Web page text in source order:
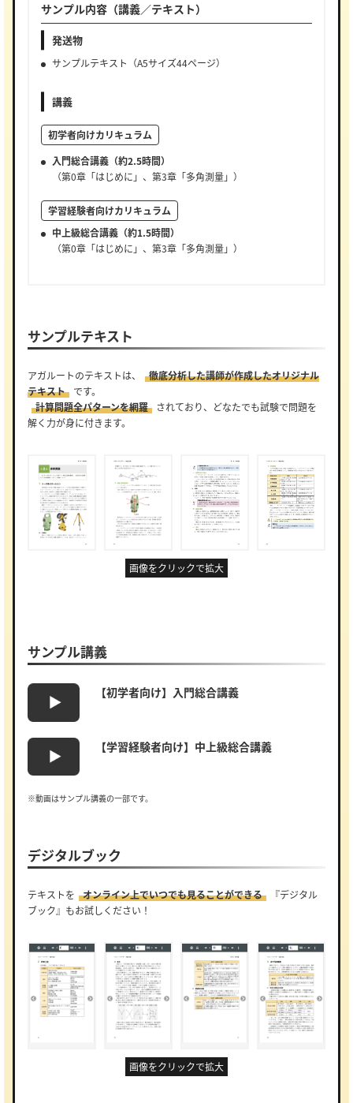
サンプル内容（講義／テキスト）
発送物
サンプルテキスト（A5サイズ44ページ）
講義
初学者向けカリキュラム
入門総合講義（約2.5時間）
（第0章「はじめに」、第3章「多角測量」）
学習経験者向けカリキュラム
中上級総合講義（約1.5時間）
（第0章「はじめに」、第3章「多角測量」）
サンプルテキスト
アガルートのテキストは、
徹底分析した講師が作成したオリジナル
テキスト
です。
計算問題全パターンを網羅
されており、どなたでも試験で問題を
解く力が身に付きます。
画像をクリックで拡大
サンプル講義
【初学者向け】入門総合講義
【学習経験者向け】中上級総合講義
※動画はサンプル講義の一部です。
デジタルブック
テキストを オンライン上でいつでも見ることができる
『デジタル
ブック』もお試しください！
画像をクリックで拡大